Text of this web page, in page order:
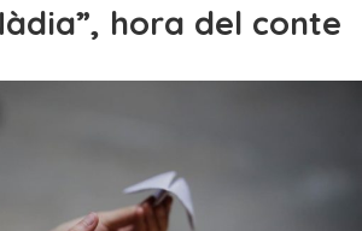
hora del conte